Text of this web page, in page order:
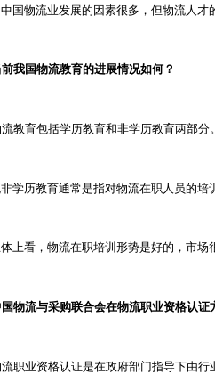
国物流业发展的因素很多，但物流人才
我国物流教育的进展情况如何？
教育包括学历教育和非学历教育两部
学历教育通常是指对物流在职人员的培
上看，物流在职培训形势是好的，市场
物流与采购联合会在物流职业资格认证
职业资格认证是在政府部门指导下由